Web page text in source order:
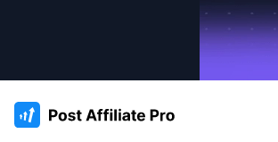
:site.title